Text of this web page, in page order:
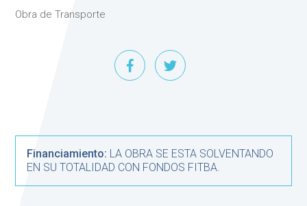
Obra de Transporte
Financiamiento: LA OBRA SE ESTA SOLVENTANDO
EN SU TOTALIDAD CON FONDOS FITBA.